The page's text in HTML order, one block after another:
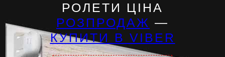
РОЛЕТИ ЦІНА
РОЗПРОДАЖ —
КУПИТИ В VIBER